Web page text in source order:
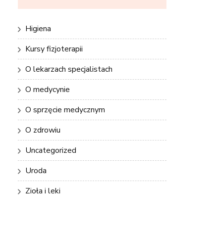
Higiena
Kursy fizjoterapii
O lekarzach specjalistach
O medycynie
O sprzęcie medycznym
O zdrowiu
Uncategorized
Uroda
Zioła i leki